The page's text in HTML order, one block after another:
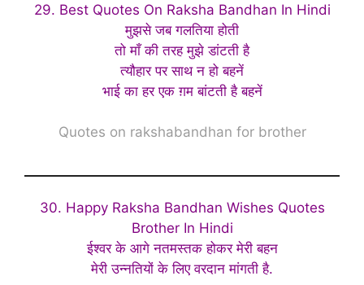
29. Best Quotes On Raksha Bandhan In Hindi
मुझसे जब गलतिया होती
तो माँ की तरह मुझे डांटती है
त्यौहार पर साथ न हो बहनें
भाई का हर एक ग़म बांटती है बहनें
Quotes on rakshabandhan for brother
30. Happy Raksha Bandhan Wishes Quotes
Brother In Hindi
ईश्वर के आगे नतमस्तक होकर मेरी बहन
मेरी उन्नतियों के लिए वरदान मांगती है.